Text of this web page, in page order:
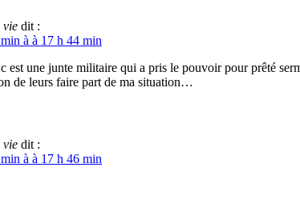
vie dit :
à à 17 h 44 min
est une junte militaire qui a pris le pouvoir pour prêté
de leurs faire part de ma situation…
vie dit :
à à 17 h 46 min